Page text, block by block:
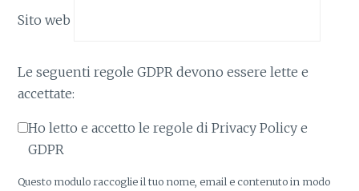
Sito web
Le seguenti regole GDPR devono essere lette e
accettate:
Ho letto e accetto le regole di Privacy Policy e
GDPR
Questo modulo raccoglie il tuo nome, email e contenuto in modo